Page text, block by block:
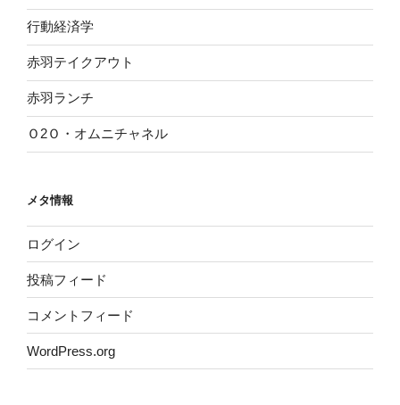
行動経済学
赤羽テイクアウト
赤羽ランチ
Ｏ2Ｏ・オムニチャネル
メタ情報
ログイン
投稿フィード
コメントフィード
WordPress.org